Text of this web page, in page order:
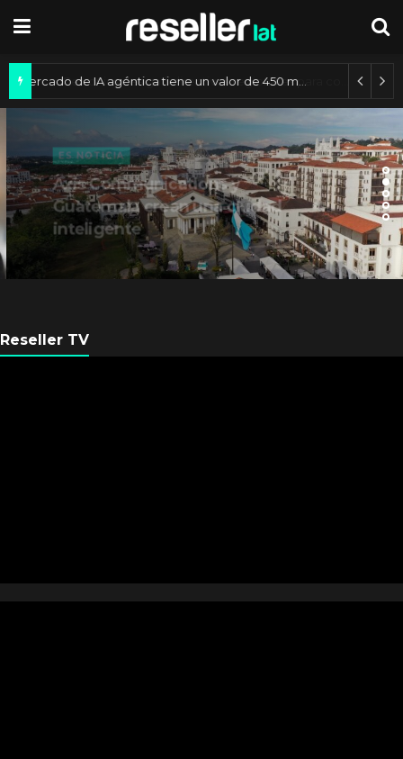
ES NOTICIA
Axis Communications y
Guatemala crean una ciudad
inteligente
Reseller TV